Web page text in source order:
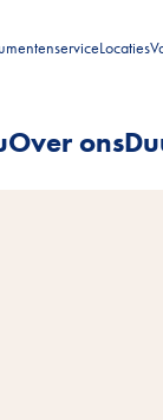
Locaties
Over ons